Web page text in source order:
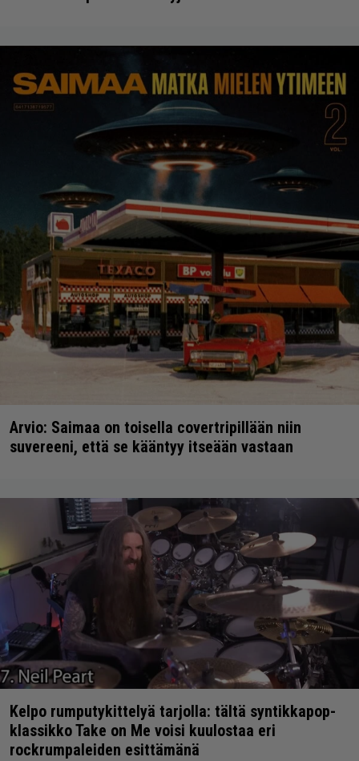
Arvio: Saimaa on toisella covertripillään niin
suvereeni, että se kääntyy itseään vastaan
Kelpo rumputykittelyä tarjolla: tältä syntikkapop-
klassikko Take on Me voisi kuulostaa eri
rockrumpaleiden esittämänä